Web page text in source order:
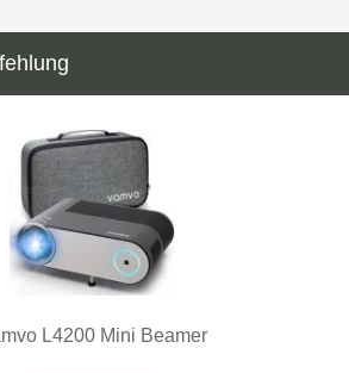
L4200 Mini Beamer